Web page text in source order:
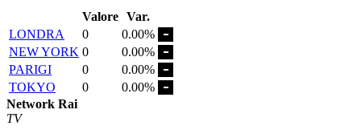
Valore Var.
LONDRA
0
0.00%
NEW YORK 0
0.00%
PARIGI
0
0.00%
TOKYO
0
0.00%
Network Rai
TV